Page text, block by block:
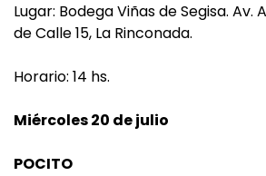
Lugar: Bodega Viñas de Segisa.
de Calle 15, La Rinconada.
Horario: 14 hs.
Miércoles 20 de julio
POCITO